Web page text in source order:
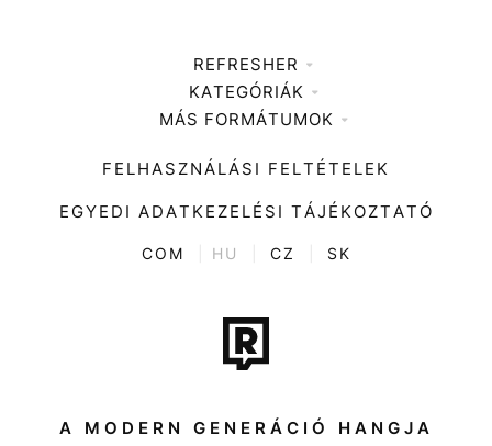
REFRESHER
Médiaajánlat
KATEGÓRIÁK
Zene
Divat
Kultúra
ENTR
Tech-Tudomány
Sport
Társadalom
MÁS FORMÁTUMOK
FELHASZNÁLÁSI FELTÉTELEK
EGYEDI ADATKEZELÉSI TÁJÉKOZTATÓ
COM HU CZ SK
A MODERN GENERÁCIÓ HANGJA